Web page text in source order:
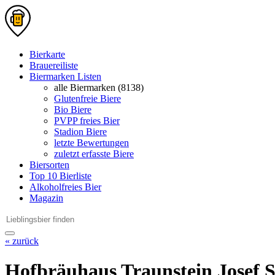
Bierkarte
Brauereiliste
Biermarken Listen
alle Biermarken (8138)
Glutenfreie Biere
Bio Biere
PVPP freies Bier
Stadion Biere
letzte Bewertungen
zuletzt erfasste Biere
Biersorten
Top 10 Bierliste
Alkoholfreies Bier
Magazin
« zurück